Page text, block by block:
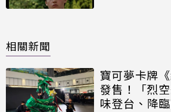
相關新聞
寶可夢卡牌
發售！「烈
味登台、降